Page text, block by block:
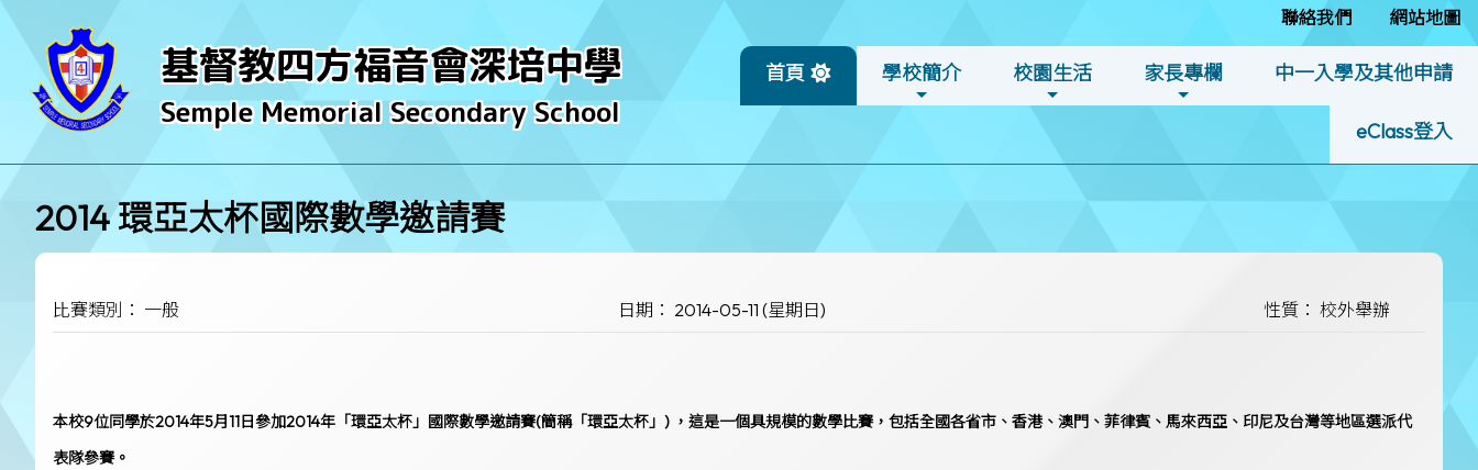
基督教四方福音會深培中學
Semple Memorial Secondary School
聯絡我們 網站地圖
首頁 學校簡介 校園生活 家長專欄 中一入學及其他申請
eClass登入
2014 環亞太杯國際數學邀請賽
比賽類別： 一般 日期： 2014-05-11 (星期日) 性質： 校外舉辦
本校9位同學於2014年5月11日參加2014年「環亞太杯」國際數學邀請賽(簡稱「環亞太杯」) ，這是一個具規模的數學比賽，包括全國各省市、香港、澳門、菲律賓、馬來西亞、印尼及台灣等地區選派代
表隊參賽。